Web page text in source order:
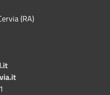
(RA)